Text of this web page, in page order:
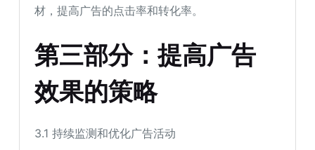
材，提高广告的点击率和转化率。
第三部分：提高广告
效果的策略
3.1 持续监测和优化广告活动